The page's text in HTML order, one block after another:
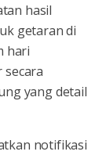
hasil
getaran di
hari
yang detail
notifikasi